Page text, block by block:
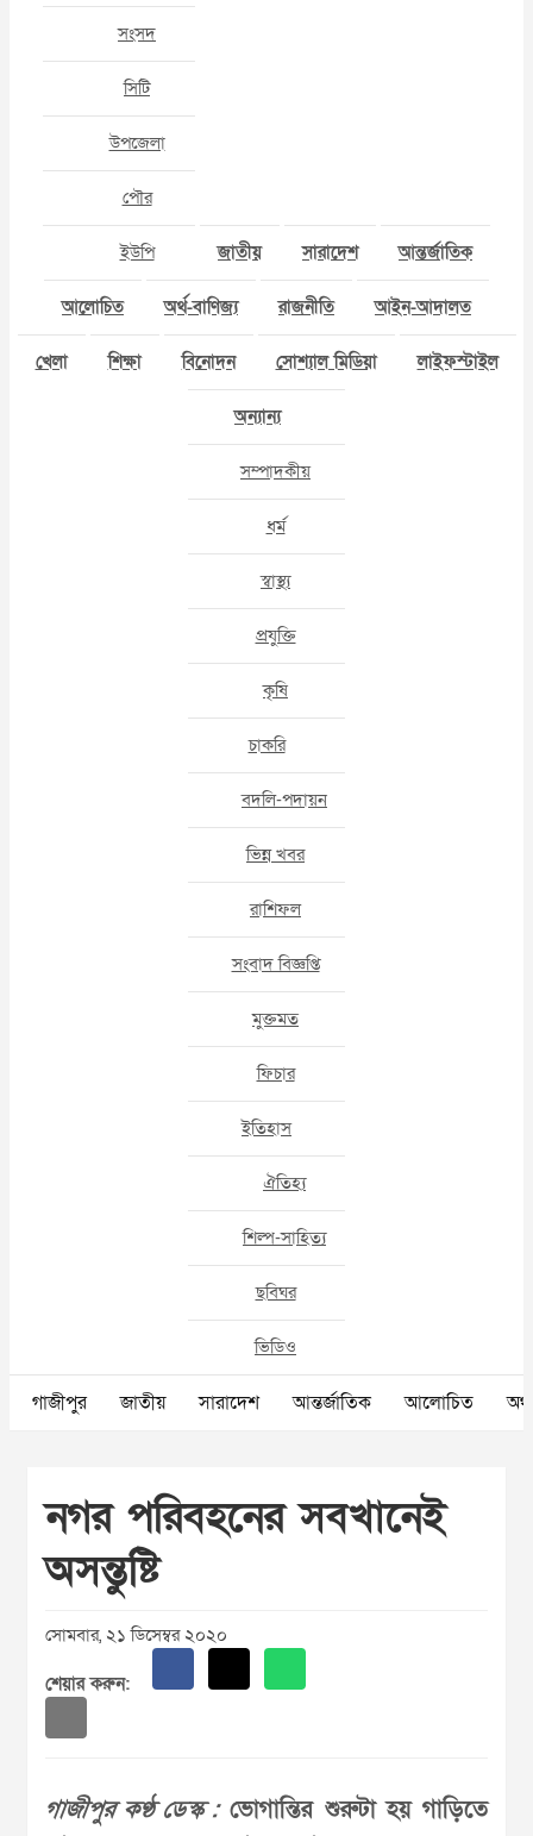
সংসদ
সিটি
উপজেলা
পৌর
ইউপি জাতীয় সারাদেশ আন্তর্জাতিক
আলোচিত অর্থ-বাণিজ্য রাজনীতি আইন-আদালত
খেলা শিক্ষা বিনোদন সোশ্যাল মিডিয়া লাইফস্টাইল
অন্যান্য
সম্পাদকীয়
ধর্ম
স্বাস্থ্য
প্রযুক্তি
কৃষি
চাকরি
বদলি-পদায়ন
ভিন্ন খবর
রাশিফল
সংবাদ বিজ্ঞপ্তি
মুক্তমত
ফিচার
ইতিহাস
ঐতিহ্য
শিল্প-সাহিত্য
ছবিঘর
ভিডিও
গাজীপুর জাতীয় সারাদেশ আন্তর্জাতিক আলোচিত
নগর পরিবহনের সবখানেই
অসন্তুষ্টি
সোমবার, ২১ ডিসেম্বর ২০২০
শেয়ার করুন:
গাজীপুর কণ্ঠ ডেস্ক :ভোগান্তির শুরুটা হয় গাড়িতে